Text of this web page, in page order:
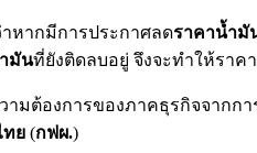
หากมีการประกาศลดราคาน้ำมั
มันที่ยังติดลบอยู่ จึงจะทำให้ราค
มต้องการของภาคธุรกิจจากก
ทย (กฟผ.)